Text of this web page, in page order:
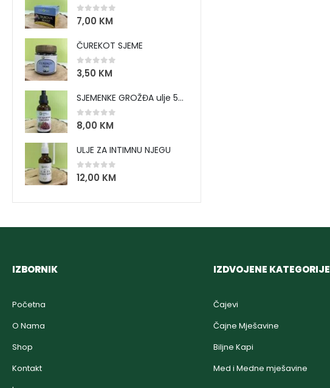
0 out of 5
7,00 KM
ČUREKOT SJEME
0 out of 5
3,50 KM
SJEMENKE GROŽĐA ulje 50 ml
0 out of 5
8,00 KM
ULJE ZA INTIMNU NJEGU
0out of 5
12,00 KM
IZBORNIK
Početna
O Nama
Shop
Kontakt
IZDVOJENE KATEGORIJE
Čajevi
Čajne Mješavine
Biljne Kapi
Med i Medne mješavine